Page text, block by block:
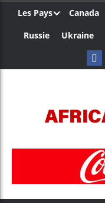
Les Pays Canada
Russie
Ukraine